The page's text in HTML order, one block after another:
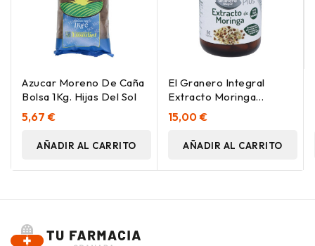
Azucar Moreno De Caña
Bolsa 1Kg. Hijas Del Sol
5,67 €
AÑADIR AL CARRITO
El Granero Integral
Extracto Moringa
470Mg 60Cáps
15,00 €
AÑADIR AL CARRITO